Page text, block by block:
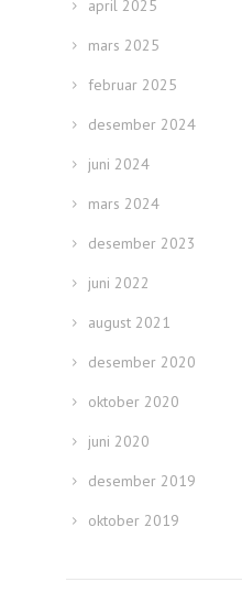
april 2025
mars 2025
februar 2025
desember 2024
juni 2024
mars 2024
desember 2023
juni 2022
august 2021
desember 2020
oktober 2020
juni 2020
desember 2019
oktober 2019